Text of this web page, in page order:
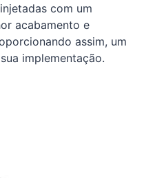
com um
acabamento e
assim, um
implementação.